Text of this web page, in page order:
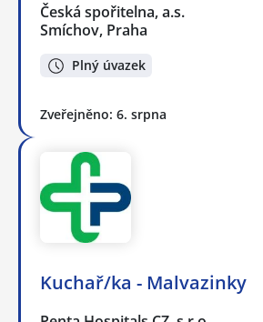
Česká spořitelna, a.s.
Smíchov, Praha
Plný úvazek
Zveřejněno: 6. srpna
Kuchař/ka - Malvazinky